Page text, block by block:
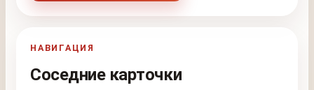
НАВИГАЦИЯ
Соседние карточки